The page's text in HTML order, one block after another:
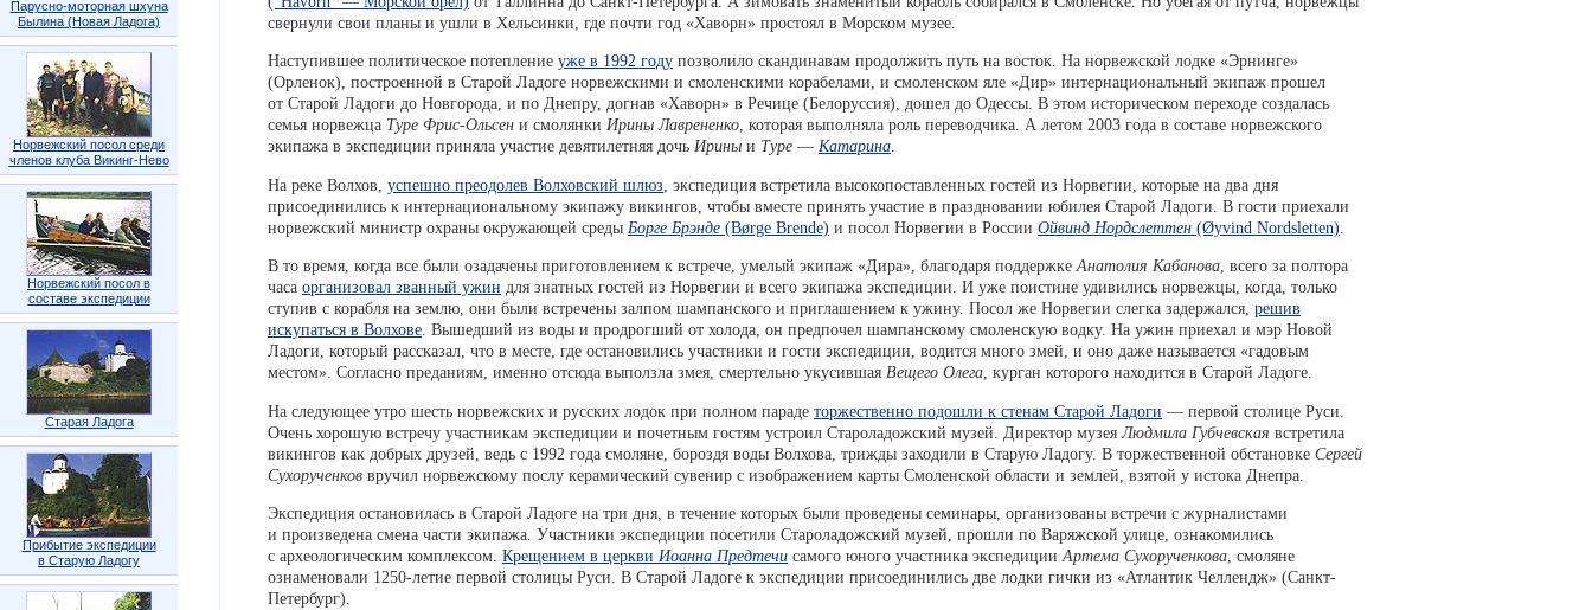
свернули свои планы и ушли в Хельсинки, где почти год «Хаворн» простоял в Морском музее.
Наступившее политическое потепление уже в 1992 году позволило скандинавам продолжить путь на восток. На норвежской лодке «Эрнинге»
(Орленок), построенной в Старой Ладоге норвежскими и смоленскими корабелами, и смоленском яле «Дир» интернациональный экипаж прошел
от Старой Ладоги до Новгорода, и по Днепру, догнав «Хаворн» в Речице (Белоруссия), дошел до Одессы. В этом историческом переходе создалась
семья норвежца Туре Фрис-Ольсен и смолянки Ирины Лаврененко, которая выполняла роль переводчика. А летом 2003 года в составе норвежского
экипажа в экспедиции приняла участие девятилетняя дочь Ирины и Туре — Катарина.
На реке Волхов, успешно преодолев Волховский шлюз , экспедиция встретила высокопоставленных гостей из Норвегии, которые на два дня
присоединились к интернациональному экипажу викингов, чтобы вместе принять участие в праздновании юбилея Старой Ладоги. В гости приехали
норвежский министр охраны окружающей среды Борге Брэнде (Børge Brende) и посол Норвегии в России Ойвинд Нордслеттен (Øyvind Nordsletten)
В то время, когда все были озадачены приготовлением к встрече, умелый экипаж «Дира», благодаря поддержкеАнатолия Кабанова, всего за полтора
часа организовал званный ужин для знатных гостей из Норвегии и всего экипажа экспедиции. И уже поистине удивились норвежцы, когда, только
ступив с корабля на землю, они были встречены залпом шампанского и приглашением к ужину. Посол же Норвегии слегка задержался, решив
искупаться в Волхове. Вышедший из воды и продрогший от холода, он предпочел шампанскому смоленскую водку. На ужин приехал и мэр Новой
Ладоги, который рассказал, что в месте, где остановились участники и гости экспедиции, водится много змей, и оно даже называется «гадовым
местом». Согласно преданиям, именно отсюда выползла змея, смертельно укусившая Вещего Олега, курган которого находится в Старой Ладоге.
На следующее утро шесть норвежских и русских лодок при полном параде торжественно подошли к стенам Старой Ладоги — первой столице Руси.
Очень хорошую встречу участникам экспедиции и почетным гостям устроил Староладожский музей. Директор музеяЛюдмила Губчевская встретила
викингов как добрых друзей, ведь с 1992 года смоляне, бороздя воды Волхова, трижды заходили в Старую Ладогу. В торжественной обстановке Сергей
Сухорученков вручил норвежскому послу керамический сувенир с изображением карты Смоленской области и землей, взятой у истока Днепра.
Экспедиция остановилась в Старой Ладоге на три дня, в течение которых были проведены семинары, организованы встречи с журналистами
и произведена смена части экипажа. Участники экспедиции посетили Староладожский музей, прошли по Варяжской улице, ознакомились
с археологическим комплексом. Крещением в церкви Иоанна Предтечи самого юного участника экспедиции Артема Сухорученкова , смоляне
ознаменовали 1250-летие первой столицы Руси. В Старой Ладоге к экспедиции присоединились две лодки гички из «Атлантик Челлендж» (Санкт-
Петербург).
Парусно-моторная шхуна
Былина (Новая Ладога)
Норвежский посол среди
членов клуба Викинг-Нево
Норвежский посол в
составе экспедиции
Старая Ладога
Прибытие экспедиции
в Старую Ладогу